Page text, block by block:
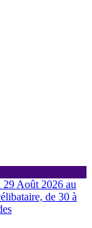
29 Août 2026 au
de 30 à